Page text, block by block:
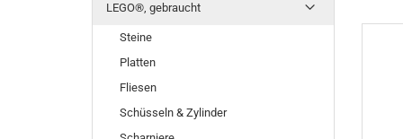
LEGO®, gebraucht
Steine
Platten
Fliesen
Schüsseln & Zylinder